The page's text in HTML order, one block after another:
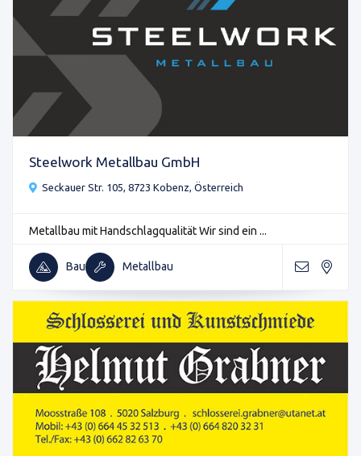
Steelwork Metallbau GmbH
Seckauer Str. 105, 8723 Kobenz, Österreich
Metallbau mit Handschlagqualität Wir sind ein ...
Bau Metallbau